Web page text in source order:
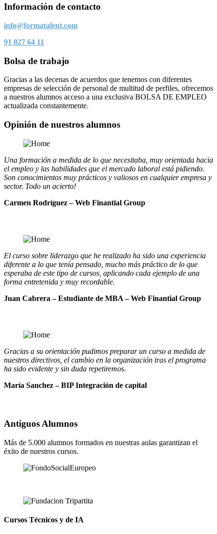
Información de contacto
info@formatalent.com
91 827 64 11
Bolsa de trabajo
Gracias a las decenas de acuerdos que tenemos con diferentes
empresas de selección de personal de multitud de perfiles, ofrecemos
a nuestros alumnos acceso a una exclusiva BOLSA DE EMPLEO
actualizada constantemente.
Opinión de nuestros alumnos
Una formación a medida de lo que necesitaba, muy orientada hacia
el empleo y las habilidades que el mercado laboral está pidiendo.
Son conocimientos muy prácticos y valiosos en cualquier empresa y
sector. Todo un acierto!
Carmen Rodríguez – Web Finantial Group
El curso sobre liderazgo que he realizado ha sido una experiencia
diferente a lo que tenía pensado, mucho más práctico de lo que
esperaba de este tipo de cursos, aplicando cada ejemplo de una
forma entretenida y muy recordable.
Juan Cabrera – Estudiante de MBA – Web Finantial Group
Gracias a su orientación pudimos preparar un curso a medida de
nuestros directivos, el cambio en la organización tras el programa
ha sido evidente y sin duda repetiremos.
María Sanchez – BIP Integración de capital
Antiguos Alumnos
Más de 5.000 alumnos formados en nuestras aulas garantizan el
éxito de nuestros cursos.
Cursos Técnicos y de IA